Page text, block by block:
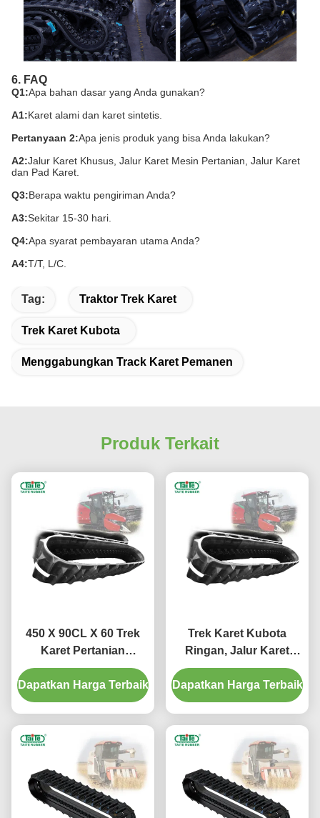
6. FAQ
Q1:Apa bahan dasar yang Anda gunakan?
A1:Karet alami dan karet sintetis.
Pertanyaan 2:Apa jenis produk yang bisa Anda lakukan?
A2:Jalur Karet Khusus, Jalur Karet Mesin Pertanian, Jalur Karet
dan Pad Karet.
Q3:Berapa waktu pengiriman Anda?
A3:Sekitar 15-30 hari.
Q4:Apa syarat pembayaran utama Anda?
A4:T/T, L/C.
Tag: Traktor Trek Karet
Trek Karet Kubota
Menggabungkan Track Karet Pemanen
Produk Terkait
450 X 90CL X 60 Trek
Karet Pertanian
Panjang 5400mm Untuk
CLAAS Pemanen Kecil
Dapatkan Harga Terbaik
Trek Karet Kubota
Ringan, Jalur Karet
Combine Harvester
Fleksibel
Dapatkan Harga Terbaik